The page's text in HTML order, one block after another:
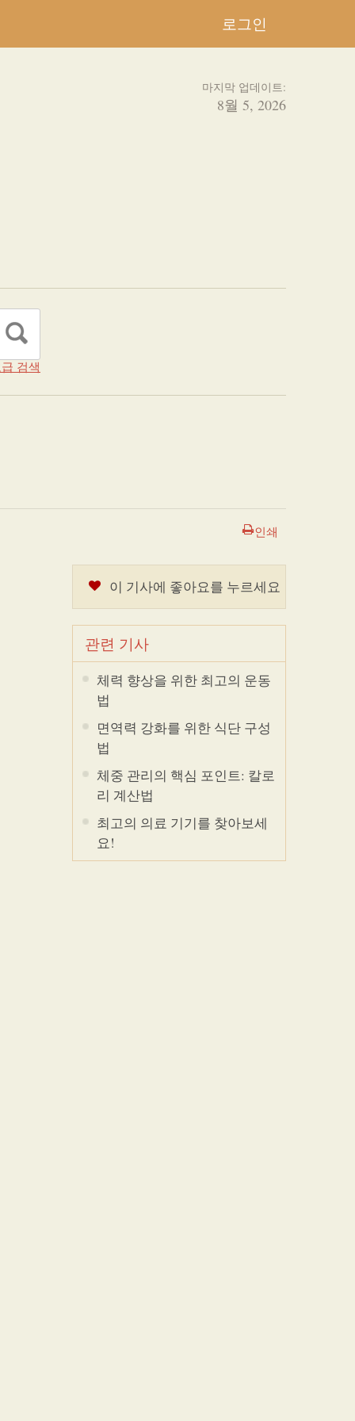
로그인
마지막 업데이트:
8월 5, 2026
급 검색
인쇄
이 기사에 좋아요를 누르세요
관련 기사
체력 향상을 위한 최고의 운동
법
면역력 강화를 위한 식단 구성
법
체중 관리의 핵심 포인트: 칼로
리 계산법
최고의 의료 기기를 찾아보세
요!